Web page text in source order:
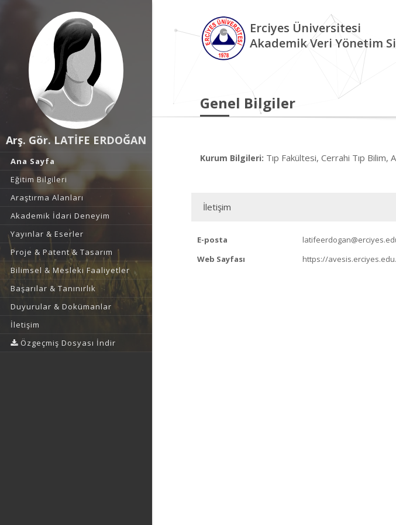
Arş. Gör. LATİFE ERDOĞAN
Ana Sayfa
Eğitim Bilgileri
Araştırma Alanları
Akademik İdari Deneyim
Yayınlar & Eserler
Proje & Patent & Tasarım
Bilimsel & Mesleki Faaliyetler
Başarılar & Tanınırlık
Duyurular & Dokümanlar
İletişim
Özgeçmiş Dosyası İndir
Erciyes Üniversitesi
Akademik Veri Yönetim
Genel Bilgiler
Kurum Bilgileri: Tıp Fakültesi, Cerrahi Tıp
İletişim
E-posta
Web Sayfası
https://